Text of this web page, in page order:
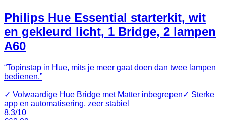
Philips Hue Essential starterkit, wit
en gekleurd licht, 1 Bridge, 2 lampen
A60
“Topinstap in Hue, mits je meer gaat doen dan twee lampen
bedienen.”
✓ Volwaardige Hue Bridge met Matter inbegrepen✓ Sterke
app en automatisering, zeer stabiel
8.3/10